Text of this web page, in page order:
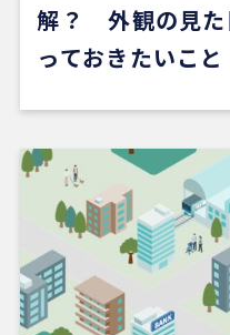
くいと思います。
安い買い物ではないの
ってから動くのが大切
担当の山崎一さん対
がありました。こち
回正確に答えていただ
づいていなかった点ま
終始安心してお任せで
解？ 外観の見た
っておきたいこと